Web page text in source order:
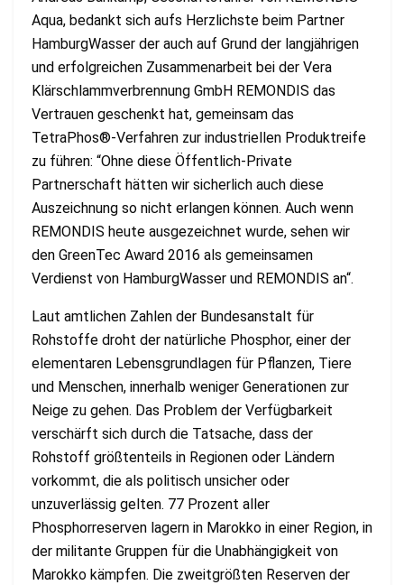
Aqua, bedankt sich aufs Herzlichste beim Partner
HamburgWasser der auch auf Grund der langjährigen
und erfolgreichen Zusammenarbeit bei der Vera
Klärschlammverbrennung GmbH REMONDIS das
Vertrauen geschenkt hat, gemeinsam das
TetraPhos®-Verfahren zur industriellen Produktreife
zu führen: “Ohne diese Öffentlich-Private
Partnerschaft hätten wir sicherlich auch diese
Auszeichnung so nicht erlangen können. Auch wenn
REMONDIS heute ausgezeichnet wurde, sehen wir
den GreenTec Award 2016 als gemeinsamen
Verdienst von HamburgWasser und REMONDIS an“.
Laut amtlichen Zahlen der Bundesanstalt für
Rohstoffe droht der natürliche Phosphor, einer der
elementaren Lebensgrundlagen für Pflanzen, Tiere
und Menschen, innerhalb weniger Generationen zur
Neige zu gehen. Das Problem der Verfügbarkeit
verschärft sich durch die Tatsache, dass der
Rohstoff größtenteils in Regionen oder Ländern
vorkommt, die als politisch unsicher oder
unzuverlässig gelten. 77 Prozent aller
Phosphorreserven lagern in Marokko in einer Region, in
der militante Gruppen für die Unabhängigkeit von
Marokko kämpfen. Die zweitgrößten Reserven der